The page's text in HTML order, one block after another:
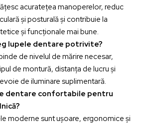
acuratețea manoperelor, reduc
și posturală și contribuie la
și funcționale mai bune.
lupele dentare potrivite?
de nivelul de mărire necesar,
de montură, distanța de lucru și
de iluminare suplimentară.
dentare confortabile pentru
moderne sunt ușoare, ergonomice și